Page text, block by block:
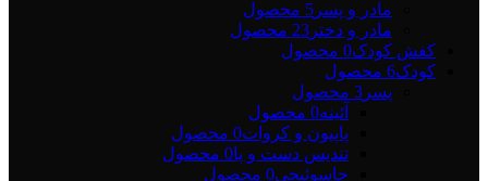
مادر و پسر 5 محصول
مادر و دختر 23 محصول
کفش کودک0 محصول
کودک6 محصول
پسر 3 محصول
آئینه0 محصول
پاپیون و کروات0 محصول
تندیس دست و پا0 محصول
جاسوئیچی0 محصول